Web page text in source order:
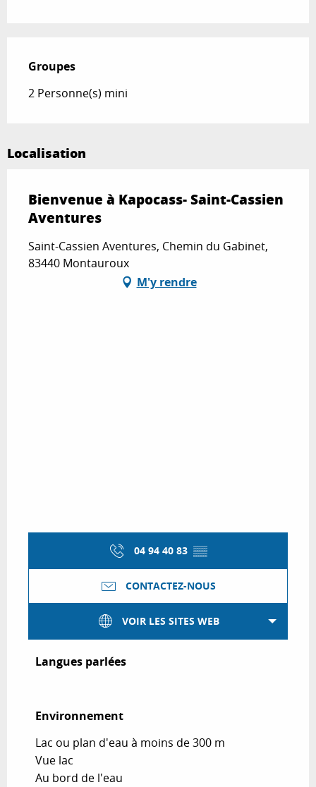
Groupes
Groupes
2 Personne(s) mini
Localisation
Bienvenue à Kapocass- Saint-Cassien
Aventures
Saint-Cassien Aventures, Chemin du Gabinet,
83440 Montauroux
M'y rendre
04 94 40 83 ▒▒
CONTACTEZ-NOUS
VOIR LES SITES WEB
Langues parlées
Langues parlées
Environnement
Environnement
Lac ou plan d'eau à moins de 300 m
Vue lac
Au bord de l'eau